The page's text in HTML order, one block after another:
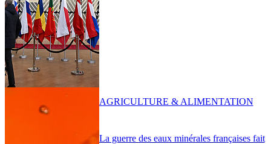
La guerre des eaux minérales françaises fait
AGRICULTURE & ALIMENTATION